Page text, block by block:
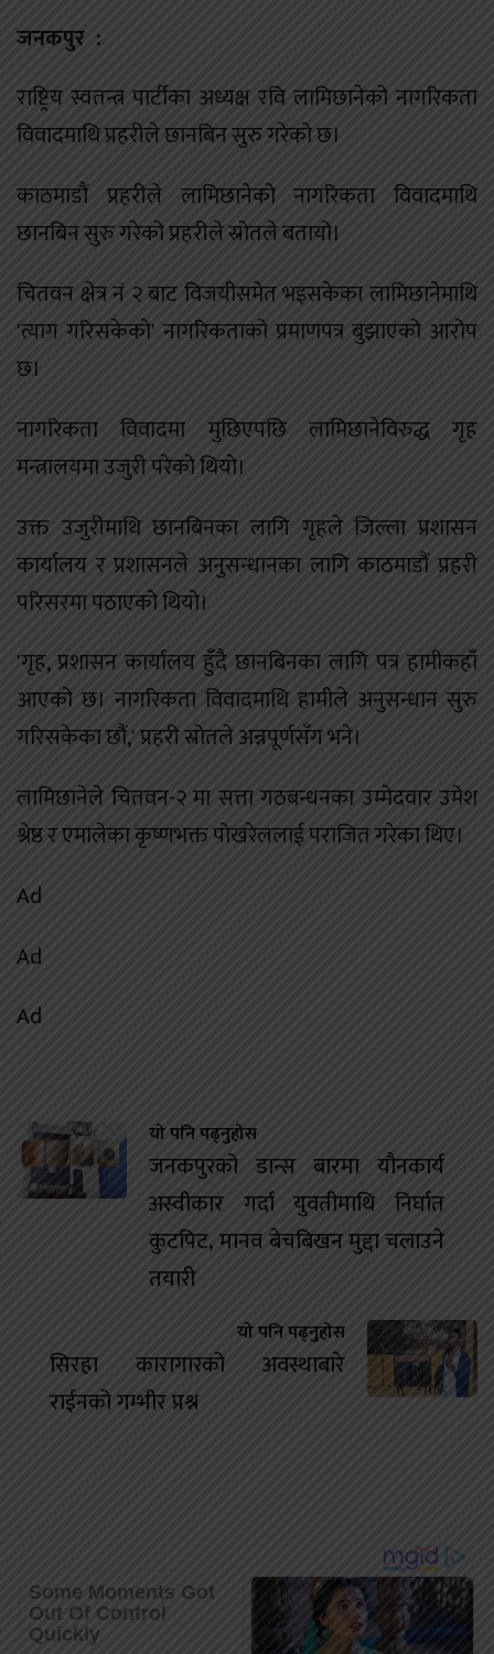
जनकपुर :
राष्ट्रिय स्वतन्त्र पार्टीका अध्यक्ष रवि लामिछानेको नागरिकता
विवादमाथि प्रहरीले छानबिन सुरु गरेको छ।
काठमाडौं प्रहरीले लामिछानेको नागरिकता विवादमाथि
छानबिन सुरु गरेको प्रहरीले स्रोतले बतायो।
चितवन क्षेत्र नं २ बाट विजयीसमेत भइसकेका लामिछानेमाथि
'त्याग गरिसकेको' नागरिकताको प्रमाणपत्र बुझाएको आरोप
छ।
नागरिकता विवादमा मुछिएपछि लामिछानेविरुद्ध गृह
मन्त्रालयमा उजुरी परेको थियो।
उक्त उजुरीमाथि छानबिनका लागि गृहले जिल्ला प्रशासन
कार्यालय र प्रशासनले अनुसन्धानका लागि काठमाडौं प्रहरी
परिसरमा पठाएको थियो।
'गृह, प्रशासन कार्यालय हुँदै छानबिनका लागि पत्र हामीकहाँ
आएको छ। नागरिकता विवादमाथि हामीले अनुसन्धान सुरु
गरिसकेका छौं,' प्रहरी स्रोतले अन्नपूर्णसँग भने।
लामिछानेले चितवन-२ मा सत्ता गठबन्धनका उम्मेदवार उमेश
श्रेष्ठ र एमालेका कृष्णभक्त पोखरेललाई पराजित गरेका थिए।
Ad
Ad
Ad
यो पनि पढ्नुहोस
जनकपुरको डान्स बारमा यौनकार्य
अस्वीकार गर्दा युवतीमाथि निर्घात
कुटपिट, मानव बेचबिखन मुद्दा चलाउने
तयारी
यो पनि पढ्नुहोस
सिरहा कारागारको अवस्थाबारे
राईनको गम्भीर प्रश्न